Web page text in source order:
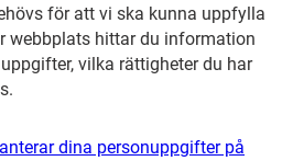
för att vi ska kunna uppfylla
webbplats hittar du information
vilka rättigheter du har
dina personuppgifter på